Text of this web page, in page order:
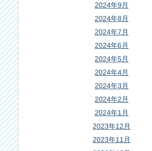
2024年9月
2024年8月
2024年7月
2024年6月
2024年5月
2024年4月
2024年3月
2024年2月
2024年1月
2023年12月
2023年11月